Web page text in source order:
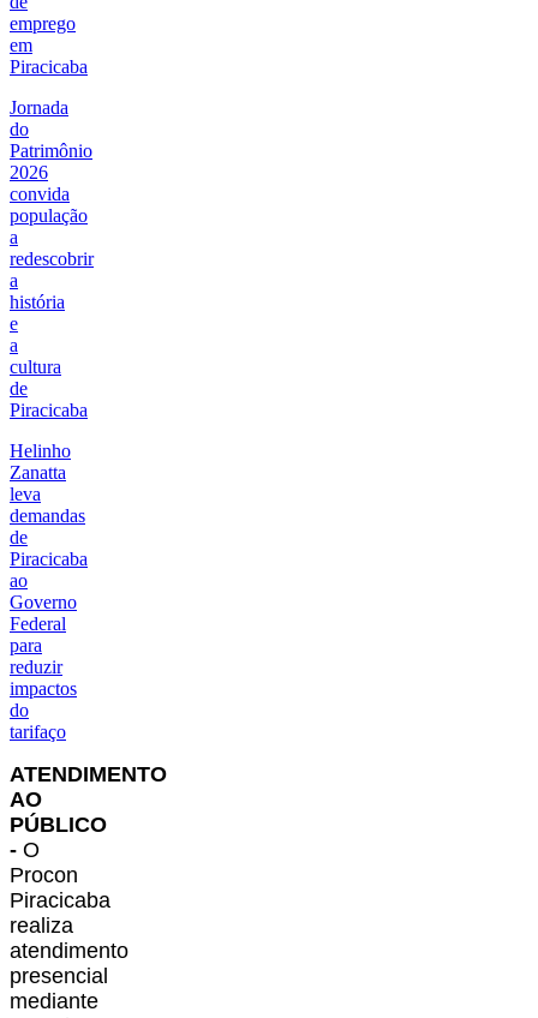
emprego
em
Piracicaba
Jornada
do
Patrimônio
2026
convida
população
a
redescobrir
a
história
e
a
cultura
de
Piracicaba
Helinho
Zanatta
leva
demandas
de
Piracicaba
ao
Governo
Federal
para
reduzir
impactos
do
tarifaço
ATENDIMENTO
AO
PÚBLICO
- O
Procon
Piracicaba
realiza
atendimento
presencial
mediante